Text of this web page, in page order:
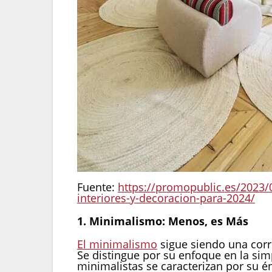
Fuente: https://promopublic.es/2023/
interiores-y-decoracion-para-2024/
1. Minimalismo: Menos, es Más
El minimalismo sigue siendo una
Se distingue por su enfoque en la
minimalistas se caracterizan por su